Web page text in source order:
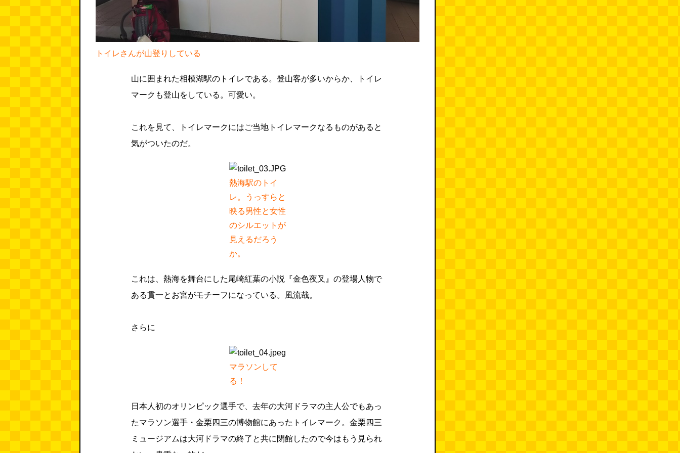
トイレさんが山登りしている
山に囲まれた相模湖駅のトイレである。登山客が多いからか、トイレ
マークも登山をしている。可愛い。
これを見て、トイレマークにはご当地トイレマークなるものがあると
気がついたのだ。
熱海駅のトイ
レ。うっすらと
映る男性と女性
のシルエットが
見えるだろう
か。
これは、熱海を舞台にした尾崎紅葉の小説『金色夜叉』の登場人物で
ある貫一とお宮がモチーフになっている。風流哉。
さらに
マラソンして
る！
日本人初のオリンピック選手で、去年の大河ドラマの主人公でもあっ
たマラソン選手・金栗四三の博物館にあったトイレマーク。金栗四三
ミュージアムは大河ドラマの終了と共に閉館したので今はもう見られ